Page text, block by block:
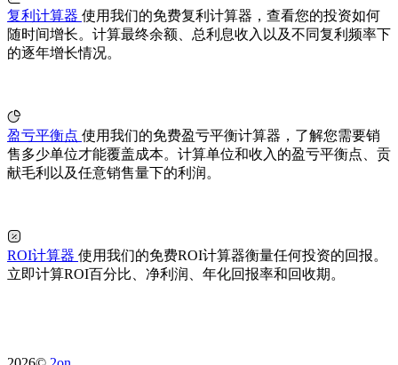
复利计算器 使用我们的免费复利计算器，查看您的投资如何
随时间增长。计算最终余额、总利息收入以及不同复利频率下
的逐年增长情况。
盈亏平衡点 使用我们的免费盈亏平衡计算器，了解您需要销
售多少单位才能覆盖成本。计算单位和收入的盈亏平衡点、贡
献毛利以及任意销售量下的利润。
ROI计算器 使用我们的免费ROI计算器衡量任何投资的回报。
立即计算ROI百分比、净利润、年化回报率和回收期。